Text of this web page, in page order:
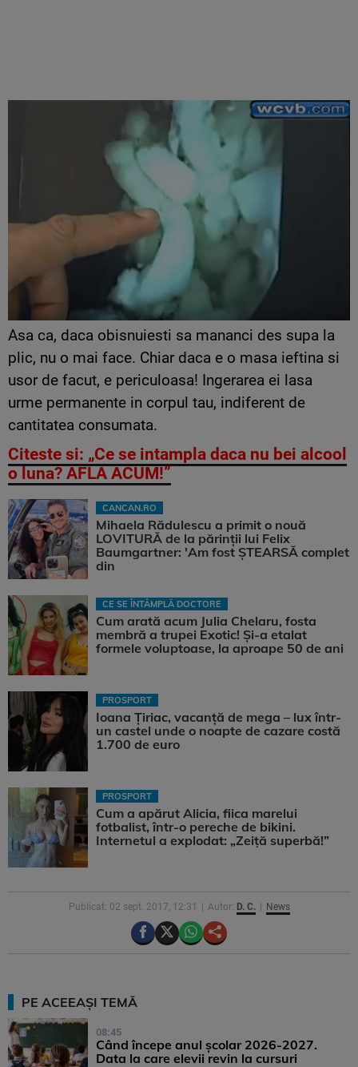
Asa ca, daca obisnuiesti sa mananci des supa la
plic, nu o mai face. Chiar daca e o masa ieftina si
usor de facut, e periculoasa! Ingerarea ei lasa
urme permanente in corpul tau, indiferent de
cantitatea consumata.
Citeste si: „Ce se intampla daca nu bei alcool
o luna? AFLA ACUM!”
CANCAN.RO
Mihaela Rădulescu a primit o nouă
LOVITURĂ de la părinții lui Felix
Baumgartner: 'Am fost ȘTEARSĂ complet
din
CE SE ÎNTÂMPLĂ DOCTORE
Cum arată acum Julia Chelaru, fosta
membră a trupei Exotic! Și-a etalat
formele voluptoase, la aproape 50 de ani
PROSPORT
Ioana Țiriac, vacanță de mega – lux într-
un castel unde o noapte de cazare costă
1.700 de euro
PROSPORT
Cum a apărut Alicia, fiica marelui
fotbalist, într-o pereche de bikini.
Internetul a explodat: „Zeiță superbă!”
Publicat: 02 sept. 2017, 12:31 Autor: D. C. News
PE ACEEAȘI TEMĂ
08:45
Când începe anul școlar 2026-2027.
Data la care elevii revin la cursuri